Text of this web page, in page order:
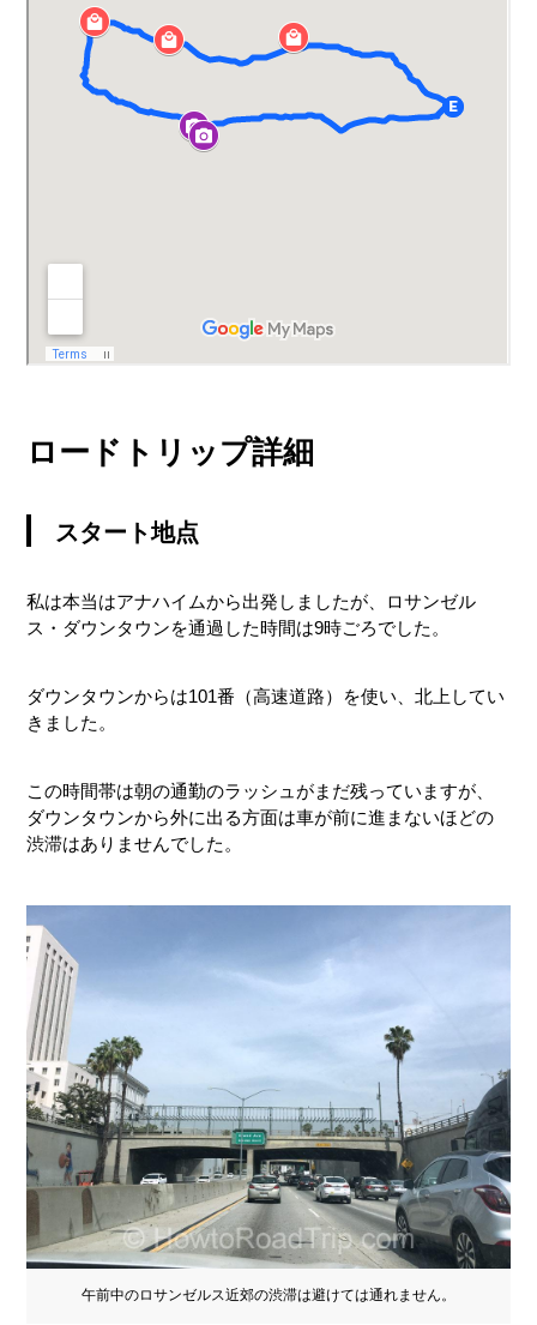
ロードトリップ詳細
スタート地点
私は本当はアナハイムから出発しましたが、ロサンゼル
ス・ダウンタウンを通過した時間は9時ごろでした。
ダウンタウンからは101番（高速道路）を使い、北上してい
きました。
この時間帯は朝の通勤のラッシュがまだ残っていますが、
ダウンタウンから外に出る方面は車が前に進まないほどの
渋滞はありませんでした。
午前中のロサンゼルス近郊の渋滞は避けては通れません。